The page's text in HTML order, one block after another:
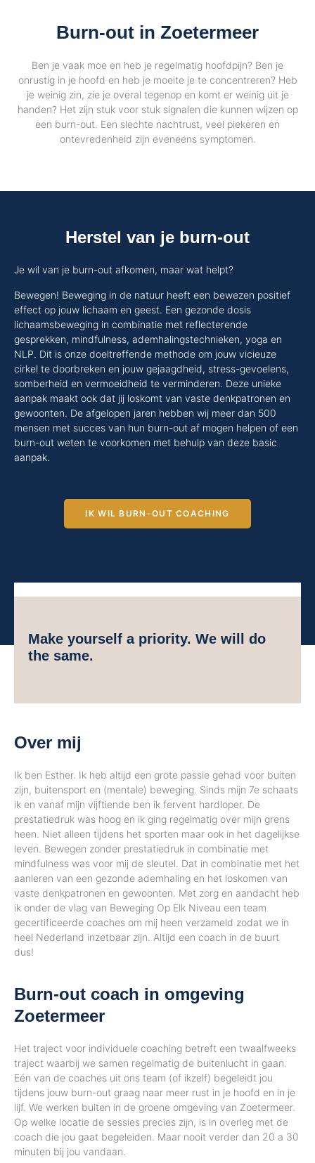
Burn-out in Zoetermeer
Ben je vaak moe en heb je regelmatig hoofdpijn? Ben je
onrustig in je hoofd en heb je moeite je te concentreren? Heb
je weinig zin, zie je overal tegenop en komt er weinig uit je
handen? Het zijn stuk voor stuk signalen die kunnen wijzen op
een burn-out. Een slechte nachtrust, veel piekeren en
ontevredenheid zijn eveneens symptomen.
Herstel van je burn-out
Je wil van je burn-out afkomen, maar wat helpt?
Bewegen! Beweging in de natuur heeft een bewezen positief
effect op jouw lichaam en geest. Een gezonde dosis
lichaamsbeweging in combinatie met reflecterende
gesprekken, mindfulness, ademhalingstechnieken, yoga en
NLP. Dit is onze doeltreffende methode om jouw vicieuze
cirkel te doorbreken en jouw gejaagdheid, stress-gevoelens,
somberheid en vermoeidheid te verminderen. Deze unieke
aanpak maakt ook dat jij loskomt van vaste denkpatronen en
gewoonten. De afgelopen jaren hebben wij meer dan 500
mensen met succes van hun burn-out af mogen helpen of een
burn-out weten te voorkomen met behulp van deze basic
aanpak.
IK WIL BURN-OUT COACHING
Make yourself a priority. We will do
the same.
Over mij
Ik ben Esther. Ik heb altijd een grote passie gehad voor buiten
zijn, buitensport en (mentale) beweging. Sinds mijn 7e schaats
ik en vanaf mijn vijftiende ben ik fervent hardloper. De
prestatiedruk was hoog en ik ging regelmatig over mijn grens
heen. Niet alleen tijdens het sporten maar ook in het dagelijkse
leven. Bewegen zonder prestatiedruk in combinatie met
mindfulness was voor mij de sleutel. Dat in combinatie met het
aanleren van een gezonde ademhaling en het loskomen van
vaste denkpatronen en gewoonten. Met zorg en aandacht heb
ik onder de vlag van Beweging Op Elk Niveau een team
gecertificeerde coaches om mij heen verzameld zodat we in
heel Nederland inzetbaar zijn. Altijd een coach in de buurt
dus!
Burn-out coach in omgeving
Zoetermeer
Het traject voor individuele coaching betreft een twaalfweeks
traject waarbij we samen regelmatig de buitenlucht in gaan.
Eén van de coaches uit ons team (of ikzelf) begeleidt jou
tijdens jouw burn-out graag naar meer rust in je hoofd en in je
lijf. We werken buiten in de groene omgeving van Zoetermeer.
Op welke locatie de sessies precies zijn, is in overleg met de
coach die jou gaat begeleiden. Maar nooit verder dan 20 a 30
minuten bij jou vandaan.